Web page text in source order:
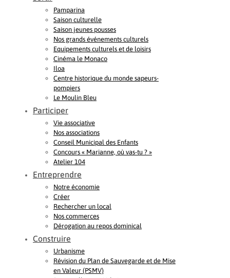
Pamparina
Saison culturelle
Saison jeunes pousses
Nos grands événements culturels
Equipements culturels et de loisirs
Cinéma le Monaco
Iloa
Centre historique du monde sapeurs-
pompiers
Le Moulin Bleu
Participer
Vie associative
Nos associations
Conseil Municipal des Enfants
Concours « Marianne, où vas-tu ? »
Atelier 104
Entreprendre
Notre économie
Créer
Rechercher un local
Nos commerces
Dérogation au repos dominical
Construire
Urbanisme
Révision du Plan de Sauvegarde et de Mise
en Valeur (PSMV)